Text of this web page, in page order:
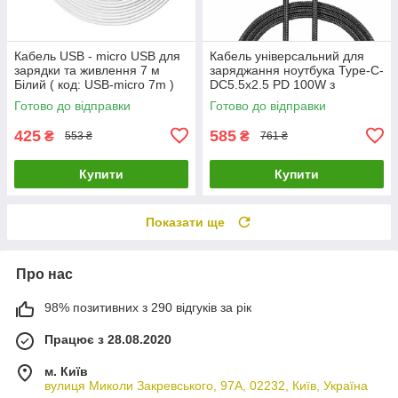
Кабель USB - micro USB для
зарядки та живлення 7 м
Білий ( код: USB-micro 7m )
Готово до відправки
425 ₴ 553 ₴
Купити
Кабель універсальний для
заряджання ноутбука Type-C-
DC5.5x2.5 PD 100W з
перехідниками 19шт ( код:
PD100W )
Готово до відправки
585 ₴ 761 ₴
Купити
Показати ще
Про нас
98% позитивних з 290 відгуків за рік
Працює з 28.08.2020
м. Київ
вулиця Миколи Закревського, 97А, 02232, Київ, Україна